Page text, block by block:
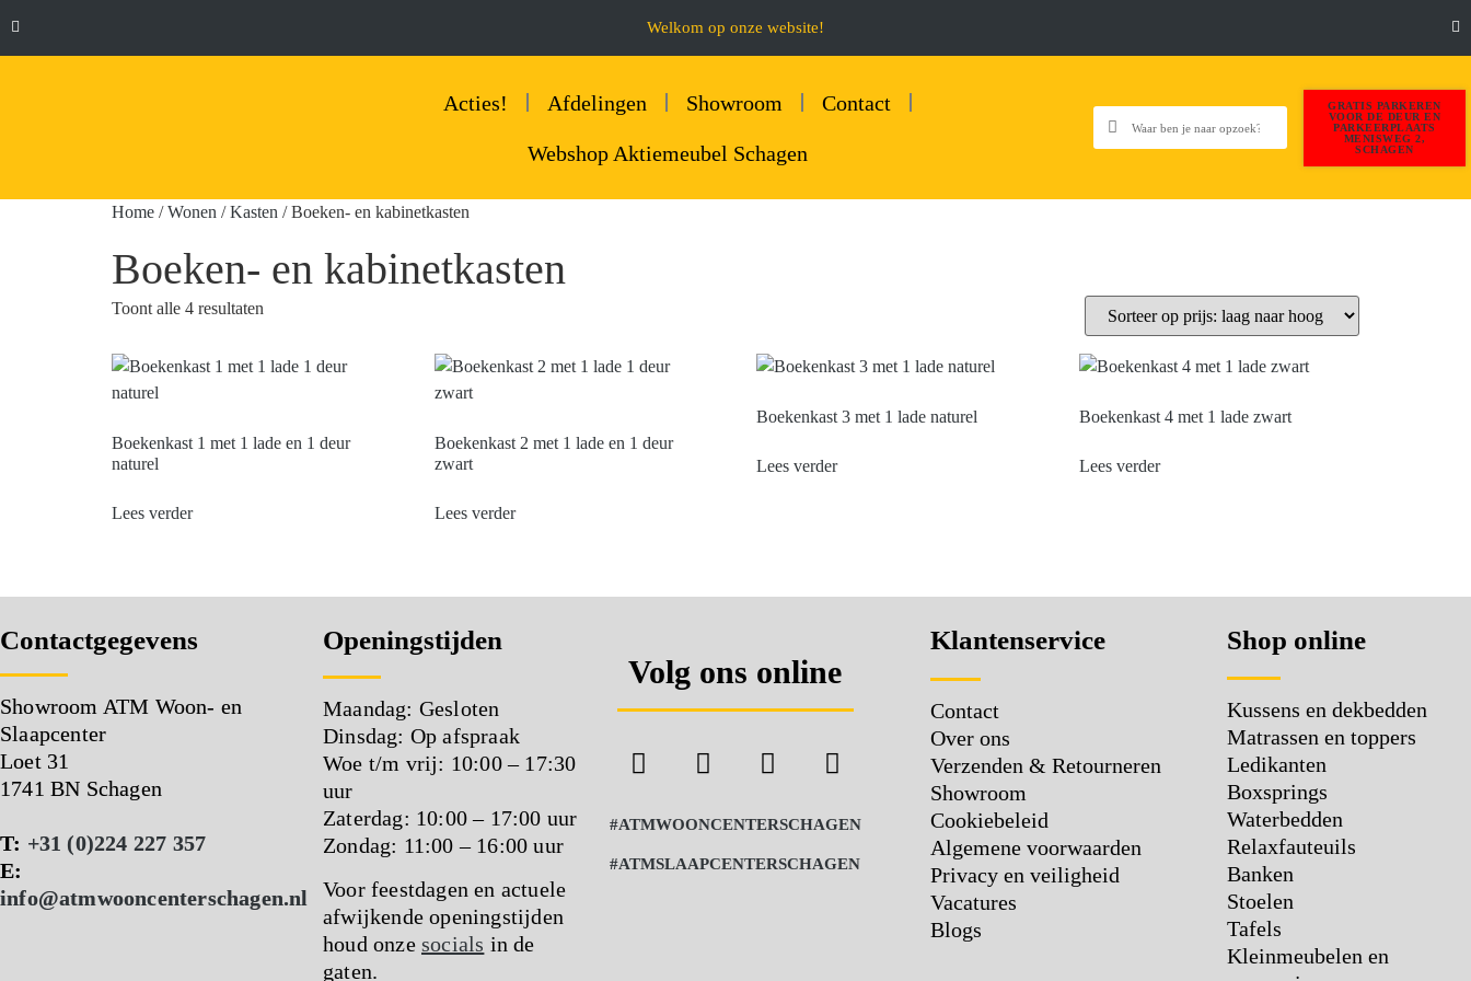
Welkom op onze website!
Acties! Afdelingen Showroom Contact
Webshop Aktiemeubel Schagen
GRATIS PARKEREN
VOOR DE DEUR EN
PARKEERPLAATS
MENISWEG 2,
SCHAGEN
Home /Wonen /Kasten / Boeken- en kabinetkasten
Boeken- en kabinetkasten
Toont alle 4 resultaten
Boekenkast 1 met 1 lade en 1 deur
naturel
Lees verder
Boekenkast 2 met 1 lade en 1 deur
zwart
Lees verder
Boekenkast 3 met 1 lade naturel
Lees verder
Boekenkast 4 met 1 lade zwart
Lees verder
Contactgegevens
Showroom ATM Woon- en
Slaapcenter
Loet 31
1741 BN Schagen
T: +31 (0)224 227 357
E:
info@atmwooncenterschagen.nl
Openingstijden
Maandag: Gesloten
Dinsdag: Op afspraak
Woe t/m vrij: 10:00 – 17:30
uur
Zaterdag: 10:00 – 17:00 uur
Zondag: 11:00 – 16:00 uur
Voor feestdagen en actuele
afwijkende openingstijden
houd onze socials in de
gaten.
Volg ons online
#ATMWOONCENTERSCHAGEN
#ATMSLAAPCENTERSCHAGEN
Klantenservice
Contact
Over ons
Verzenden & Retourneren
Showroom
Cookiebeleid
Algemene voorwaarden
Privacy en veiligheid
Vacatures
Blogs
Shop online
Kussens en dekbedden
Matrassen en toppers
Ledikanten
Boxsprings
Waterbedden
Relaxfauteuils
Banken
Stoelen
Tafels
Kleinmeubelen en